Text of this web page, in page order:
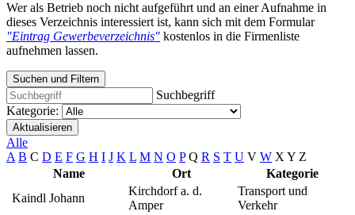
Wer als Betrieb noch nicht aufgeführt und an einer Aufnahme in
dieses Verzeichnis interessiert ist, kann sich mit dem Formular
"Eintrag Gewerbeverzeichnis" kostenlos in die Firmenliste
aufnehmen lassen.
Suchen und Filtern
Suchbegriff
Kategorie:
Aktualisieren
Alle
A B C D E F G H I J K L M N O P Q R S T U V W XY Z
Name
Ort
Kategorie
Kaindl Johann
Kirchdorf a. d.
Amper
Transport und
Verkehr